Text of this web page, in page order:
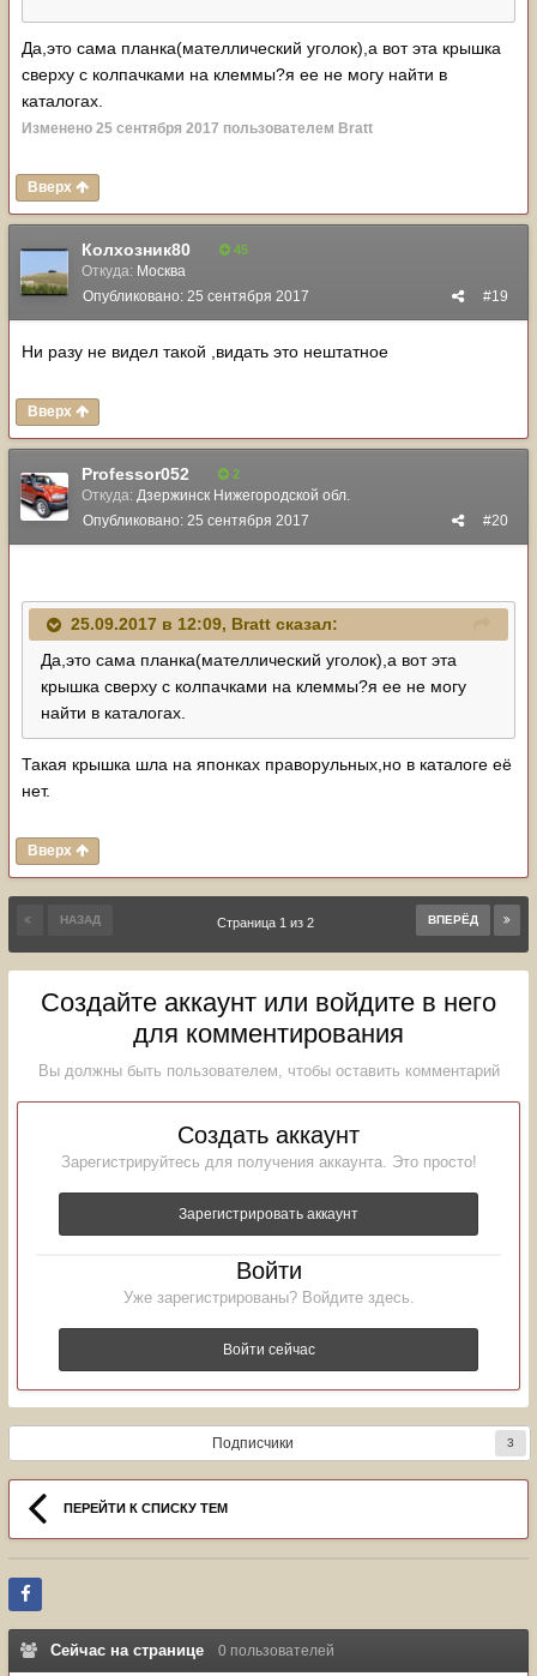
Да,это сама планка(мателлический уголок),а вот эта крышка
сверху с колпачками на клеммы?я ее не могу найти в
каталогах.
Изменено 25 сентября 2017 пользователем Bratt
Вверх
Колхозник80 45
Откуда: Москва
#19
Опубликовано: 25 сентября 2017
Ни разу не видел такой ,видать это нештатное
Вверх
Professor052 2
Откуда: Дзержинск Нижегородской обл.
#20
Опубликовано: 25 сентября 2017
25.09.2017 в 12:09, Bratt сказал:
Да,это сама планка(мателлический уголок),а вот эта
крышка сверху с колпачками на клеммы?я ее не могу
найти в каталогах.
Такая крышка шла на японках праворульных,но в каталоге её
нет.
Вверх
НАЗАД ВПЕРЁД
Страница 1 из 2
Создайте аккаунт или войдите в него
для комментирования
Вы должны быть пользователем, чтобы оставить комментарий
Создать аккаунт
Зарегистрируйтесь для получения аккаунта. Это просто!
Зарегистрировать аккаунт
Войти
Уже зарегистрированы? Войдите здесь.
Войти сейчас
Подписчики 3
ПЕРЕЙТИ К СПИСКУ ТЕМ
Сейчас на странице 0 пользователей